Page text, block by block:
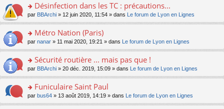
e
nt
u
s
ré
e
nt
lu
le
pl
u
s
e
nt
g
e
n
o
lu
pl
u
s
c
e
nt
e
s
a
g
e
n
n
lu
le
pl
u
ult
er
le
m
e
a
g
e
n
n
o
n
ult
er
le
m
e
a
g
e
Désinfection dans les TC : précautions...
par BBArchi » 12 juin 2020, 11:54 » dans Le forum de Lyon en Lignes
o
n
ult
er
le
m
e
Métro Nation (Paris)
par nanar » 11 mai 2020, 19:21 » dans Le forum de Lyon en Lignes
o
n
ult
er
le
Sécurité routière ... mais pas que !
par BBArchi » 20 déc. 2019, 15:09 » dans Le forum de Lyon en Lignes
o
n
Funiculaire Saint Paul
par bus64 » 13 août 2019, 14:19 » dans Le forum de Lyon en Lignes